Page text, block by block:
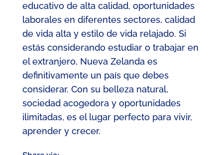
educativo de alta calidad, oportunidades
laborales en diferentes sectores, calidad
de vida alta y estilo de vida relajado. Si
estás considerando estudiar o trabajar en
el extranjero, Nueva Zelanda es
definitivamente un país que debes
considerar. Con su belleza natural,
sociedad acogedora y oportunidades
ilimitadas, es el lugar perfecto para vivir,
aprender y crecer.